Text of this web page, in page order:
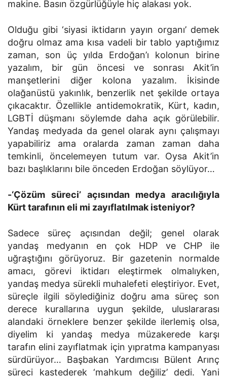
makine. Basın özgürlüğüyle hiç alakası yok.
Olduğu gibi ‘siyasi iktidarın yayın organı’ demek
doğru olmaz ama kısa vadeli bir tablo yaptığımız
zaman, son üç yılda Erdoğan’ı kolonun birine
yazalım, bir gün öncesi ve sonrası Akit’in
manşetlerini diğer kolona yazalım. İkisinde
olağanüstü yakınlık, benzerlik net şekilde ortaya
çıkacaktır. Özellikle antidemokratik, Kürt, kadın,
LGBTİ düşmanı söylemde daha açık görülebilir.
Yandaş medyada da genel olarak aynı çalışmayı
yapabiliriz ama oralarda zaman zaman daha
temkinli, öncelemeyen tutum var. Oysa Akit’in
bazı başlıklarını bile önceden Erdoğan söylüyor…
-‘Çözüm süreci’ açısından medya aracılığıyla
Kürt tarafının eli mi zayıflatılmak isteniyor?
Sadece süreç açısından değil; genel olarak
yandaş medyanın en çok HDP ve CHP ile
uğraştığını görüyoruz. Bir gazetenin normalde
amacı, görevi iktidarı eleştirmek olmalıyken,
yandaş medya sürekli muhalefeti eleştiriyor. Evet,
süreçle ilgili söylediğiniz doğru ama süreç son
derece kurallarına uygun şekilde, uluslararası
alandaki örneklere benzer şekilde ilerlemiş olsa,
diyelim ki yandaş medya müzakerede karşı
tarafın elini zayıflatmak için yıpratma kampanyası
sürdürüyor… Başbakan Yardımcısı Bülent Arınç
süreci kastederek ‘mahkum değiliz’ dedi. Yani